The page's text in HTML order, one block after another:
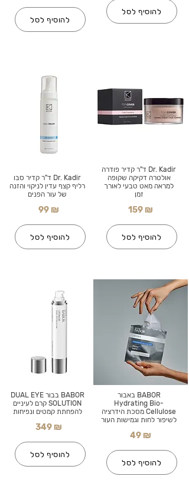
להוסיף לסל
Dr. Kadir ד"ר קדיר סבו
רליף קצף עדין לניקוי והזנה
של עור הפנים
99 ₪
להוסיף לסל
BABOR בבור DUAL EYE
SOLUTION קרם לעיניים
להפחתת קמטים ונפיחות
349 ₪
להוסיף לסל
להוסיף לסל
Dr. Kadir ד"ר קדיר פודרה
אולטרה דקיקה שקופה
למראה מאט טבעי לאורך
זמן
159 ₪
להוסיף לסל
BABOR באבור
Hydrating Bio-
Cellulose מסכת הידרציה
לשיפור לחות וגמישות העור
49 ₪
להוסיף לסל